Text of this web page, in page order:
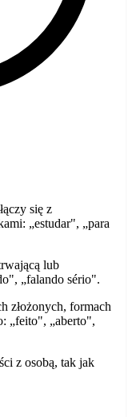
się z
„estudar", „para
lub
„falando sério".
złożonych, formach
„feito", „aberto",
z osobą, tak jak